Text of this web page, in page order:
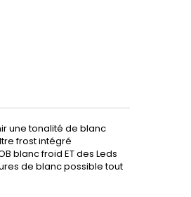
une tonalité de blanc
frost intégré
blanc froid ET des Leds
de blanc possible tout